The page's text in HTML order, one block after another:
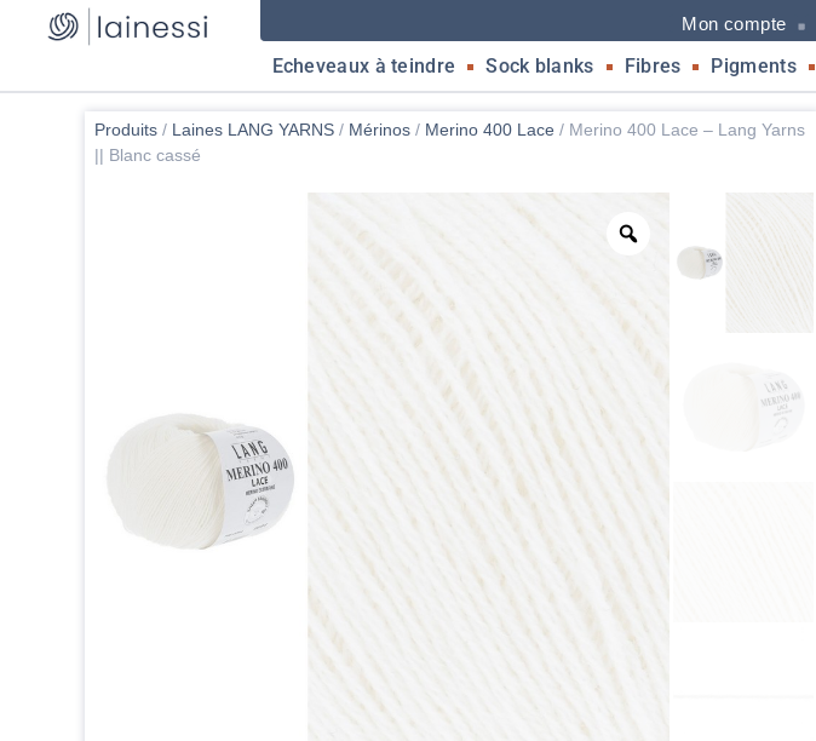
Mon compte
Echeveaux à teindre Sock blanks Fibres Pigments
Produits / Laines LANG YARNS / Mérinos / Merino 400 Lace / Merino 400 Lace – Lang Yarns
|| Blanc cassé